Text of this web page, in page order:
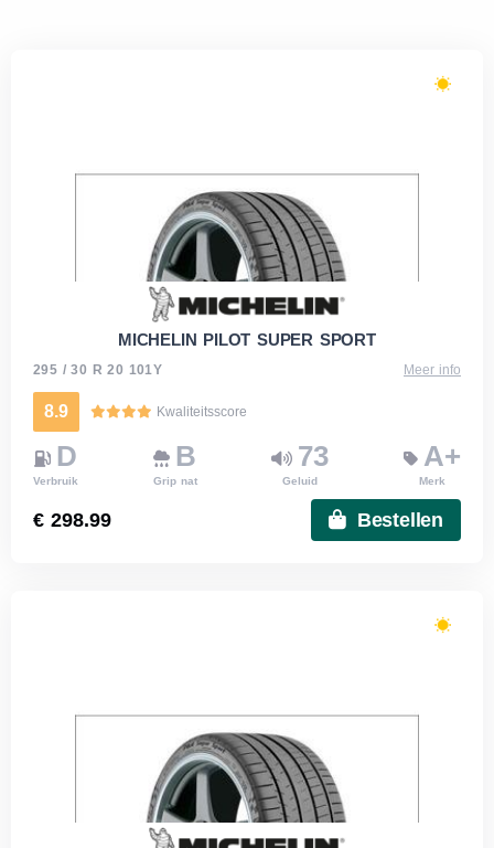
MICHELIN PILOT SUPER SPORT
295 / 30 R 20 101Y Meer info
8.9 Kwaliteitsscore
D
Verbruik
B
Grip nat
73
Geluid
A+
Merk
€ 298.99 Bestellen